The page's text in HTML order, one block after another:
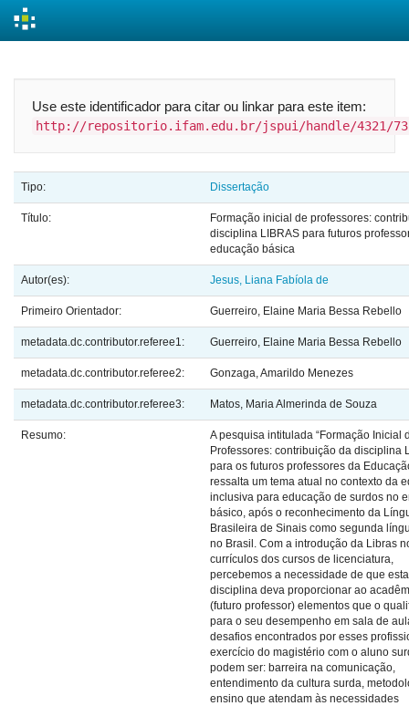
Use este identificador para citar ou linkar para este item:
http://repositorio.ifam.edu.br/jspui/handle/4321/73
Tipo: Dissertação
Título:
Formação inicial de professores:
disciplina LIBRAS para futuros
educação básica
Autor(es): Jesus, Liana Fabíola de
Primeiro Orientador: Guerreiro, Elaine Maria Bessa Rebello
metadata.dc.contributor.referee1: Guerreiro, Elaine Maria Bessa Rebello
metadata.dc.contributor.referee2: Gonzaga, Amarildo Menezes
metadata.dc.contributor.referee3: Matos, Maria Almerinda de Souza
Resumo:
A pesquisa intitulada “Formação Inicial
Professores: contribuição da disciplina
para os futuros professores da
ressalta um tema atual no contexto da
inclusiva para educação de surdos no
básico, após o reconhecimento da
Brasileira de Sinais como segunda
no Brasil. Com a introdução da Libras
currículos dos cursos de licenciatura,
percebemos a necessidade de que esta
disciplina deva proporcionar ao
(futuro professor) elementos que o
para o seu desempenho em sala de
desafios encontrados por esses
exercício do magistério com o aluno
podem ser: barreira na comunicação,
entendimento da cultura surda,
ensino que atendam às necessidades